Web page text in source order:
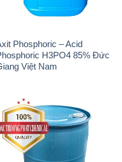
Methionine Nước – Dạng